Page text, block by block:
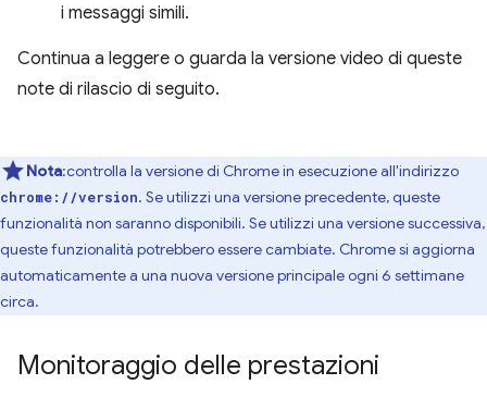
i messaggi simili.
Continua a leggere o guarda la versione video di queste
note di rilascio di seguito.
Nota:controlla la versione di Chrome in esecuzione all'indirizzo
chrome://version. Se utilizzi una versione precedente, queste
funzionalità non saranno disponibili. Se utilizzi una versione successiva,
queste funzionalità potrebbero essere cambiate. Chrome si aggiorna
automaticamente a una nuova versione principale ogni 6 settimane
circa.
Monitoraggio delle prestazioni